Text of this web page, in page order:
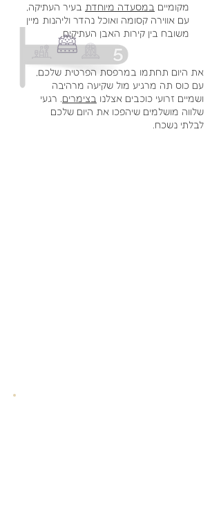
מקומיים במסעדה מיוחדת בעיר העתיקה,
עם אווירה קסומה ואוכל נהדר וליהנות מיין
משובח בין קירות האבן העתיקים.
את היום תחתמו במרפסת הפרטית שלכם,
עם כוס תה מרגיע מול שקיעה מרהיבה
ושמיים זרועי כוכבים אצלנו בצימרים . רגעי
שלווה מושלמים שיהפכו את היום שלכם
לבלתי נשכח.